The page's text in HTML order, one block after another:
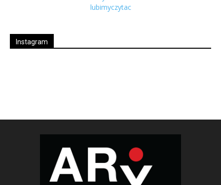
Instagram